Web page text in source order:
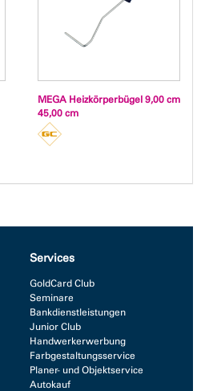
MEGA Heizkörperbügel 9,00 cm
45,00 cm
Services
GoldCard Club
Seminare
Bankdienstleistungen
Junior Club
Handwerkerwerbung
Farbgestaltungsservice
Planer- und Objektservice
Autokauf